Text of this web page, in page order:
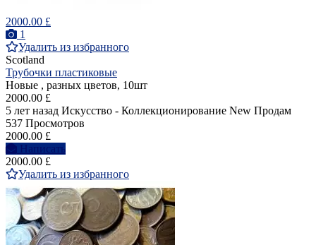
2000.00 £
1
Удалить из избранного
Scotland
Трубочки пластиковые
Новые , разных цветов, 10шт
2000.00 £
5 лет назад Искусство - Коллекционирование New Продам
537 Просмотров
2000.00 £
Написать
2000.00 £
Удалить из избранного